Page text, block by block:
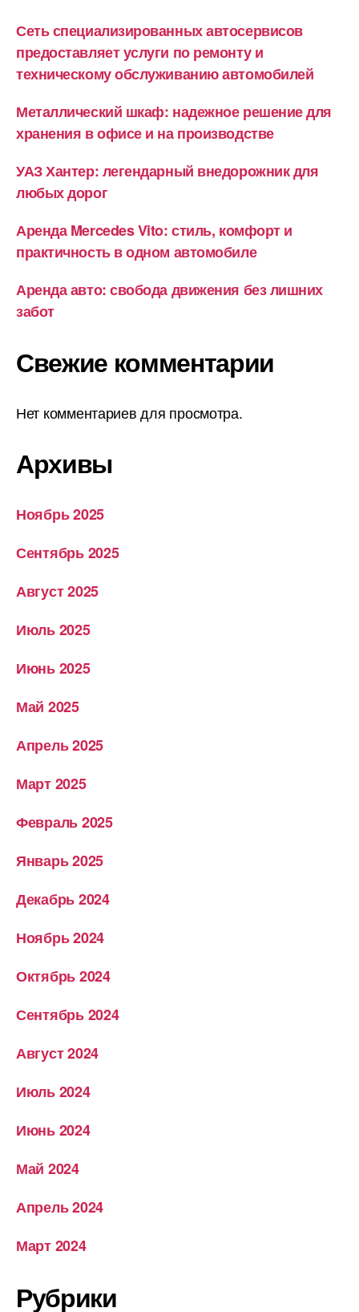
Сеть специализированных автосервисов
предоставляет услуги по ремонту и
техническому обслуживанию автомобилей
Металлический шкаф: надежное решение для
хранения в офисе и на производстве
УАЗ Хантер: легендарный внедорожник для
любых дорог
Аренда Mercedes Vito: стиль, комфорт и
практичность в одном автомобиле
Аренда авто: свобода движения без лишних
забот
Свежие комментарии
Нет комментариев для просмотра.
Архивы
Ноябрь 2025
Сентябрь 2025
Август 2025
Июль 2025
Июнь 2025
Май 2025
Апрель 2025
Март 2025
Февраль 2025
Январь 2025
Декабрь 2024
Ноябрь 2024
Октябрь 2024
Сентябрь 2024
Август 2024
Июль 2024
Июнь 2024
Май 2024
Апрель 2024
Март 2024
Рубрики